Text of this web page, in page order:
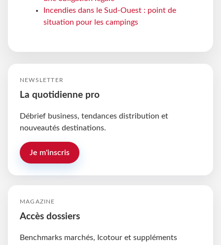
Incendies dans le Sud-Ouest : point de
situation pour les campings
NEWSLETTER
La quotidienne pro
Débrief business, tendances distribution et
nouveautés destinations.
Je m'inscris
MAGAZINE
Accès dossiers
Benchmarks marchés, Icotour et suppléments